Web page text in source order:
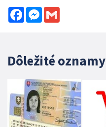
FacebookMessenger
Dôležité oznamy